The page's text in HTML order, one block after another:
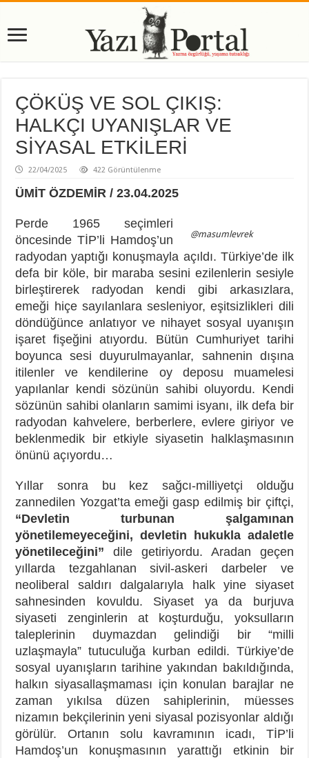
ÇÖKÜŞ VE SOL ÇIKIŞ:
HALKÇI UYANIŞLAR VE
SİYASAL ETKİLERİ
22/04/2025 422 Görüntülenme
ÜMİT ÖZDEMİR / 23.04.2025
@masumlevrek
Perde 1965 seçimleri
öncesinde TİP’li Hamdoş’un
radyodan yaptığı konuşmayla açıldı. Türkiye’de ilk
defa bir köle, bir maraba sesini ezilenlerin sesiyle
birleştirerek radyodan kendi gibi arkasızlara,
emeği hiçe sayılanlara sesleniyor, eşitsizlikleri dili
döndüğünce anlatıyor ve nihayet sosyal uyanışın
işaret fişeğini atıyordu. Bütün Cumhuriyet tarihi
boyunca sesi duyurulmayanlar, sahnenin dışına
itilenler ve kendilerine oy deposu muamelesi
yapılanlar kendi sözünün sahibi oluyordu. Kendi
sözünün sahibi olanların samimi isyanı, ilk defa bir
radyodan kahvelere, berberlere, evlere giriyor ve
beklenmedik bir etkiyle siyasetin halklaşmasının
önünü açıyordu…
Yıllar sonra bu kez sağcı-milliyetçi olduğu
zannedilen Yozgat’ta emeği gasp edilmiş bir çiftçi,
“Devletin turbunan şalgamınan
yönetilemeyeceğini, devletin hukukla adaletle
yönetileceğini” dile getiriyordu. Aradan geçen
yıllarda tezgahlanan sivil-askeri darbeler ve
neoliberal saldırı dalgalarıyla halk yine siyaset
sahnesinden kovuldu. Siyaset ya da burjuva
siyaseti zenginlerin at koşturduğu, yoksulların
taleplerinin duymazdan gelindiği bir “milli
uzlaşmayla” tutuculuğa kurban edildi. Türkiye’de
sosyal uyanışların tarihine yakından bakıldığında,
halkın siyasallaşmaması için konulan barajlar ne
zaman yıkılsa düzen sahiplerinin, müesses
nizamın bekçilerinin yeni siyasal pozisyonlar aldığı
görülür. Ortanın solu kavramının icadı, TİP’li
Hamdoş’un konuşmasının yarattığı etkinin bir